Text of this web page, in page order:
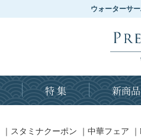
ウォーターサ
特 集 新商品
｜ スタミナクーポン ｜ 中華フェア ｜